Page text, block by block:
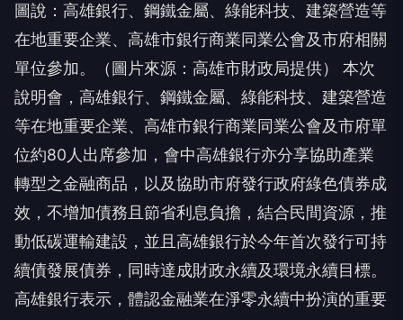
在地重要企業、高雄市銀行商業同業公會及市府相關
單位參加。（圖片來源：高雄市財政局提供） 本次
說明會，高雄銀行、鋼鐵金屬、綠能科技、建築營造
等在地重要企業、高雄市銀行商業同業公會及市府單
位約80人出席參加，會中高雄銀行亦分享協助產業
轉型之金融商品，以及協助市府發行政府綠色債券成
效，不增加債務且節省利息負擔，結合民間資源，推
動低碳運輸建設，並且高雄銀行於今年首次發行可持
續債發展債券，同時達成財政永續及環境永續目標。
高雄銀行表示，體認金融業在淨零永續中扮演的重要
角色，2026年度已達成總行大樓、草衙分行及橋頭